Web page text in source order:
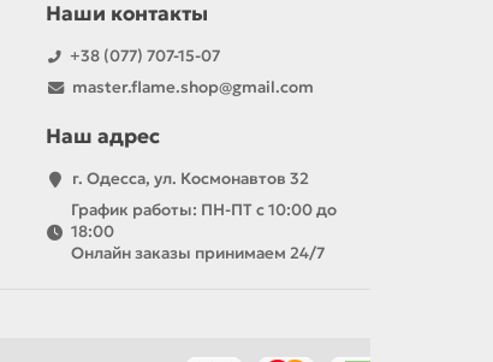
Наши контакты
+38 (077) 707-15-07
master.flame.shop@gmail.com
Наш адрес
г. Одесса, ул. Космонавтов 32
График работы: ПН-ПТ с 10:00 до
18:00
Онлайн заказы принимаем 24/7